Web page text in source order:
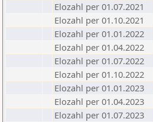
Elozahl per 01.07.2021
Elozahl per 01.10.2021
Elozahl per 01.01.2022
Elozahl per 01.04.2022
Elozahl per 01.07.2022
Elozahl per 01.10.2022
Elozahl per 01.01.2023
Elozahl per 01.04.2023
Elozahl per 01.07.2023